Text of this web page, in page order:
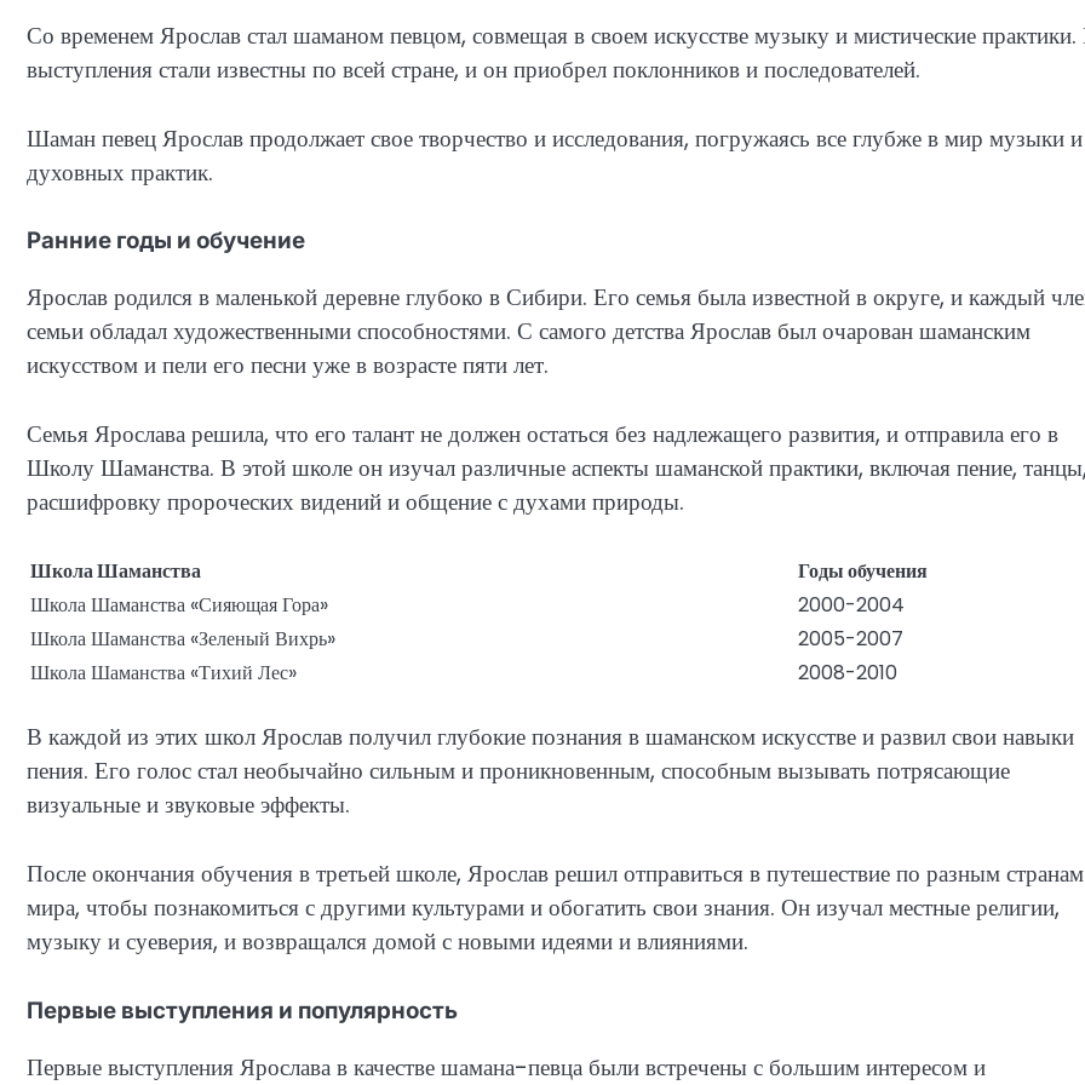
Со временем Ярослав стал шаманом певцом, совмещая в своем искусстве музыку и мистические практики.
выступления стали известны по всей стране, и он приобрел поклонников и последователей.
Шаман певец Ярослав продолжает свое творчество и исследования, погружаясь все глубже в мир музыки и
духовных практик.
Ранние годы и обучение
Ярослав родился в маленькой деревне глубоко в Сибири. Его семья была известной в округе, и каждый
семьи обладал художественными способностями. С самого детства Ярослав был очарован шаманским
искусством и пели его песни уже в возрасте пяти лет.
Семья Ярослава решила, что его талант не должен остаться без надлежащего развития, и отправила его в
Школу Шаманства. В этой школе он изучал различные аспекты шаманской практики, включая пение, танцы,
расшифровку пророческих видений и общение с духами природы.
Школа Шаманства
Годы обучения
Школа Шаманства «Сияющая Гора»
2000-2004
Школа Шаманства «Зеленый Вихрь»
2005-2007
Школа Шаманства «Тихий Лес»
2008-2010
В каждой из этих школ Ярослав получил глубокие познания в шаманском искусстве и развил свои навыки
пения. Его голос стал необычайно сильным и проникновенным, способным вызывать потрясающие
визуальные и звуковые эффекты.
После окончания обучения в третьей школе, Ярослав решил отправиться в путешествие по разным странам
мира, чтобы познакомиться с другими культурами и обогатить свои знания. Он изучал местные религии,
музыку и суеверия, и возвращался домой с новыми идеями и влияниями.
Первые выступления и популярность
Первые выступления Ярослава в качестве шамана-певца были встречены с большим интересом и